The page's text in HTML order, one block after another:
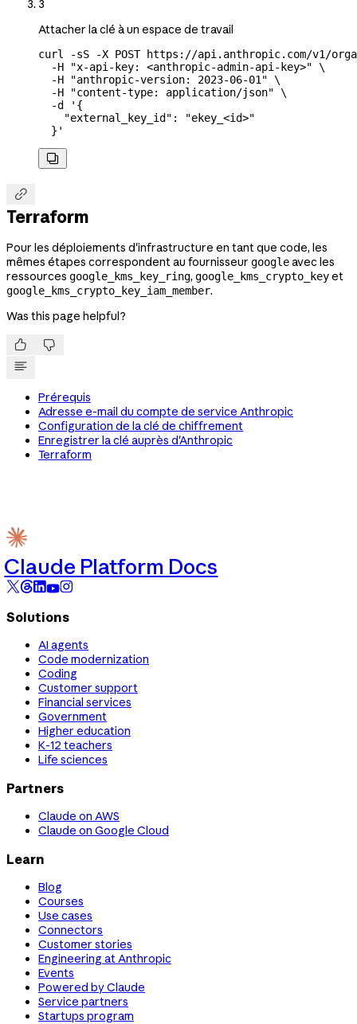
3
Attacher la clé à un espace de travail
curl -sS -X POST https://api.anthropic.com/v1/
  -H
"x-api-key: <anthropic-admin-api-key>" \
  -H
"anthropic-version: 2023-06-01" \
  -H
"content-type: application/json" \
  -d
'{
    "external_key_id": "ekey_<id>"
  }'


Terraform
Pour les déploiements d'infrastructure en tant que code, les
mêmes étapes correspondent au fournisseur googleavec les
ressources google_kms_key_ring, google_kms_crypto_keyet
google_kms_crypto_key_iam_member.
Was this page helpful?
 
Prérequis
Adresse e-mail du compte de service Anthropic
Configuration de la clé de chiffrement
Enregistrer la clé auprès d'Anthropic
Terraform
Claude Platform Docs
Solutions
AI agents
Code modernization
Coding
Customer support
Financial services
Government
Higher education
K-12 teachers
Life sciences
Partners
Claude on AWS
Claude on Google Cloud
Learn
Blog
Courses
Use cases
Connectors
Customer stories
Engineering at Anthropic
Events
Powered by Claude
Service partners
Startups program